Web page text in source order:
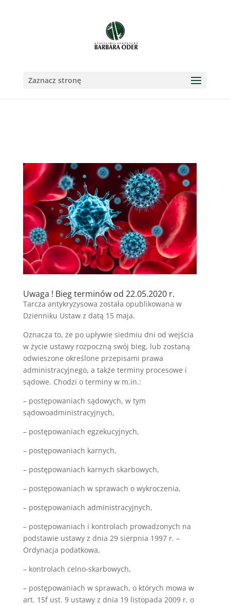
Zaznacz stronę
Uwaga ! Bieg terminów od 22.05.2020 r.
Tarcza antykryzysowa została opublikowana w
Dzienniku Ustaw z datą 15 maja.
Oznacza to, że po upływie siedmiu dni od wejścia
w życie ustawy rozpoczną swój bieg, lub zostaną
odwieszone określone przepisami prawa
administracyjnego, a także terminy procesowe i
sądowe. Chodzi o terminy w m.in.:
– postępowaniach sądowych, w tym
sądowoadministracyjnych,
– postępowaniach egzekucyjnych,
– postępowaniach karnych,
– postępowaniach karnych skarbowych,
– postępowaniach w sprawach o wykroczenia,
– postępowaniach administracyjnych,
– postępowaniach i kontrolach prowadzonych na
podstawie ustawy z dnia 29 sierpnia 1997 r. –
Ordynacja podatkowa,
– kontrolach celno-skarbowych,
– postępowaniach w sprawach, o których mowa w
art. 15f ust. 9 ustawy z dnia 19 listopada 2009 r. o